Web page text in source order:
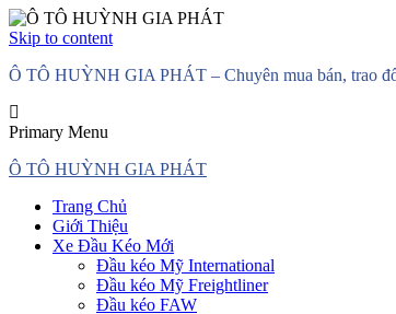
Skip to content
Ô TÔ HUỲNH GIA PHÁT – Chuyên mua bán, trao
Primary Menu
Ô TÔ HUỲNH GIA PHÁT
Trang Chủ
Giới Thiệu
Xe Đầu Kéo Mới
Đầu kéo Mỹ International
Đầu kéo Mỹ Freightliner
Đầu kéo FAW